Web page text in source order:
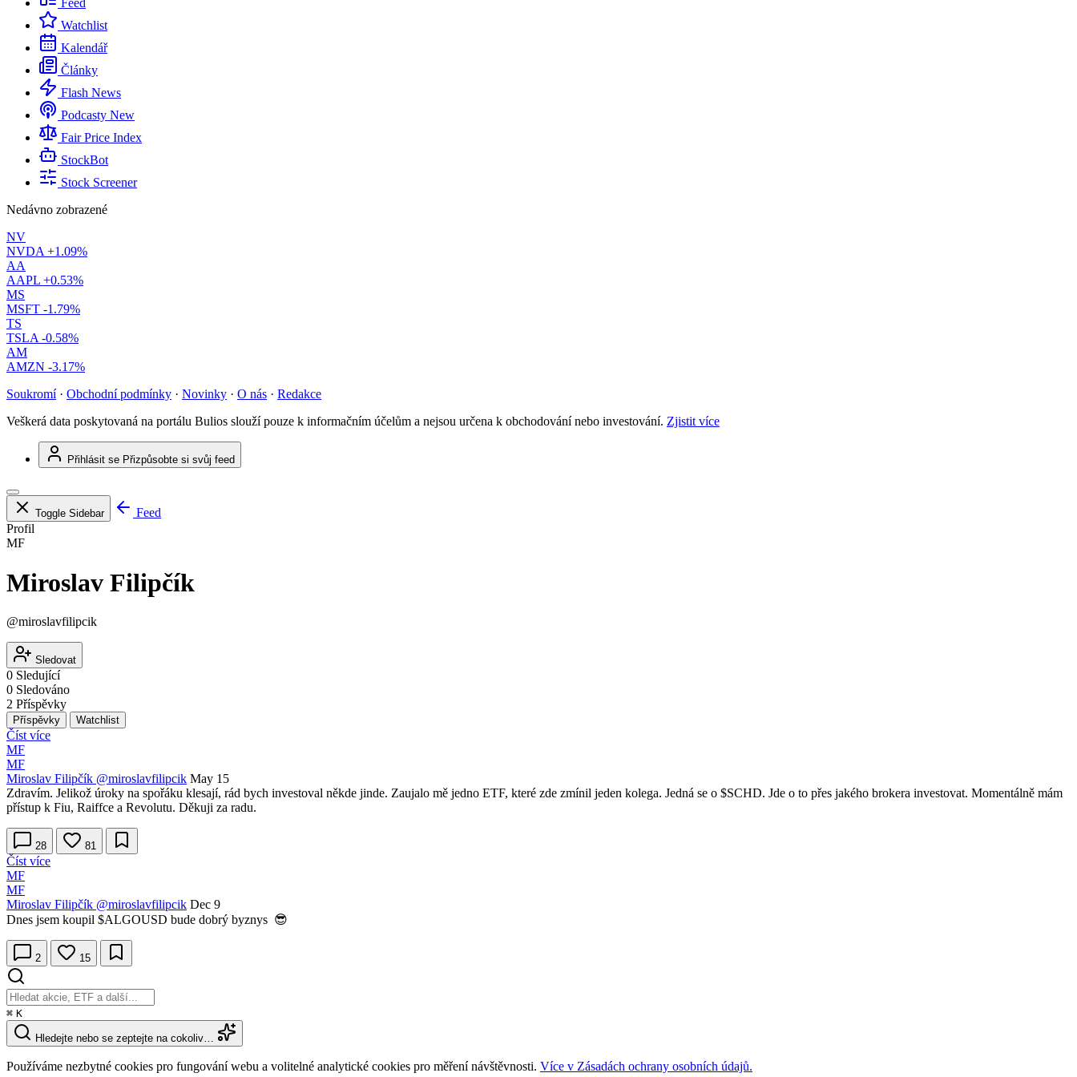
Feed
Watchlist
Kalendář
Články
Flash News
Podcasty New
Fair Price Index
StockBot
Stock Screener
Nedávno zobrazené
NV
NVDA +1.09%
AA
AAPL +0.53%
MS
MSFT -1.79%
TS
TSLA -0.58%
AM
AMZN -3.17%
Soukromí · Obchodní podmínky · Novinky · O nás · Redakce
Veškerá data poskytovaná na portálu Bulios slouží pouze k informačním účelům a nejsou určena k obchodování nebo investování. Zjistit více
Přihlásit se Přizpůsobte si svůj feed
Toggle Sidebar
Feed
Profil
MF
Miroslav Filipčík
@miroslavfilipcik
Sledovat
0 Sledující
0 Sledováno
2 Příspěvky
Příspěvky Watchlist
Číst více
MF
MF
Miroslav Filipčík @miroslavfilipcik May 15
Zdravím. Jelikož úroky na spořáku klesají, rád bych investoval někde jinde. Zaujalo mě jedno ETF, které zde zmínil jeden kolega. Jedná se o $SCHD. Jde o to přes jakého brokera investovat. Momentálně mám
přístup k Fiu, Raiffce a Revolutu. Děkuji za radu.
28 81
Číst více
MF
MF
Miroslav Filipčík @miroslavfilipcik Dec 9
Dnes jsem koupil $ALGOUSD bude dobrý byznys 😎
2 15
⌘ K
Hledejte nebo se zeptejte na cokoliv…
Používáme nezbytné cookies pro fungování webu a volitelné analytické cookies pro měření návštěvnosti. Více v Zásadách ochrany osobních údajů.